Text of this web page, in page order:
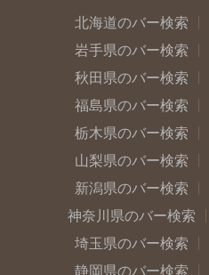
北海道のバー検索
岩手県のバー検索
秋田県のバー検索
福島県のバー検索
栃木県のバー検索
山梨県のバー検索
新潟県のバー検索
神奈川県のバー検索
埼玉県のバー検索
静岡県のバー検索